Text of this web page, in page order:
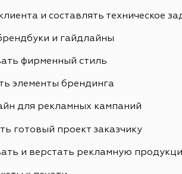
и составлять техническое
и гайдлайны
фирменный стиль
элементы брендинга
для рекламных кампаний
готовый проект заказчику
и верстать рекламную